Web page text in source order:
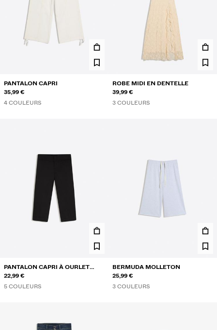
PANTALON CAPRI
35,99 €
4 COULEURS
ROBE MIDI EN DENTELLE
39,99 €
3 COULEURS
PANTALON CAPRI À OURLET
FENDU
22,99 €
5 COULEURS
BERMUDA MOLLETON
25,99 €
3 COULEURS